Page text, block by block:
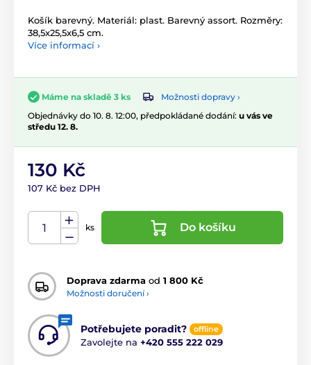
Košík barevný. Materiál: plast. Barevný assort. Rozměry:
38,5x25,5x6,5 cm.
Více informací ›
Máme na skladě 3 ks
Možnosti dopravy ›
Objednávky do 10. 8. 12:00, předpokládané dodání: u vás ve
středu 12. 8.
130 Kč
107 Kč bez DPH
ks Do košíku
Doprava zdarma od 1 800 Kč
Možnosti doručení ›
Potřebujete poradit? offline
Zavolejte na +420 555 222 029